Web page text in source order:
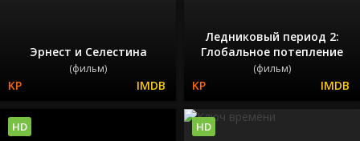
Эрнест и Селестина
(фильм)
Ледниковый период 2:
Глобальное потепление
(фильм)
HD HD